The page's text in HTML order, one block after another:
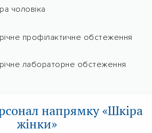
чоловіка
профілактичне обстеження
лабораторне обстеження
напрямку «Шкіра
жінки»